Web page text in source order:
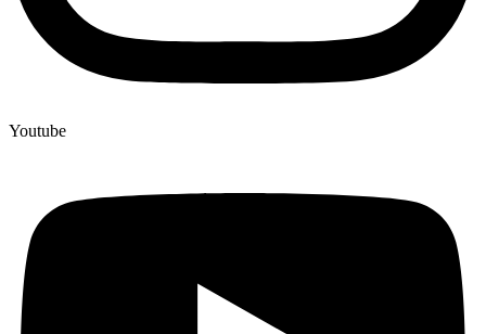
Youtube